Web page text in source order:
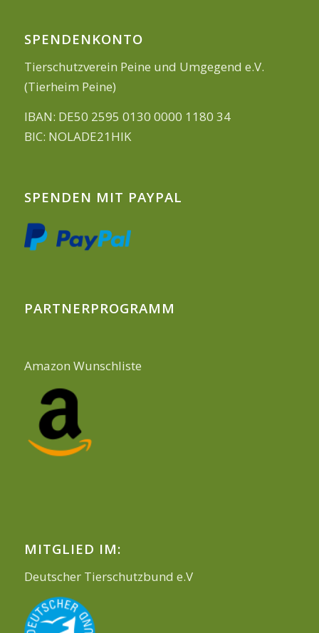
SPENDENKONTO
Tierschutzverein Peine und Umgegend e.V.
(Tierheim Peine)
IBAN: DE50 2595 0130 0000 1180 34
BIC: NOLADE21HIK
SPENDEN MIT PAYPAL
PARTNERPROGRAMM
Amazon Wunschliste
MITGLIED IM:
Deutscher Tierschutzbund e.V